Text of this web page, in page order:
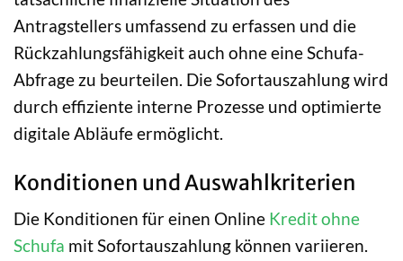
Antragstellers umfassend zu erfassen und die
Rückzahlungsfähigkeit auch ohne eine Schufa-
Abfrage zu beurteilen. Die Sofortauszahlung wird
durch effiziente interne Prozesse und optimierte
digitale Abläufe ermöglicht.
Konditionen und Auswahlkriterien
Die Konditionen für einen Online Kredit ohne
Schufa mit Sofortauszahlung können variieren.